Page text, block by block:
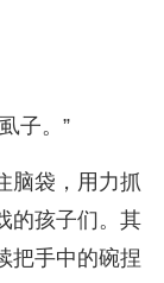
子。”
脑袋，用力抓
的孩子们。其
把手中的碗捏